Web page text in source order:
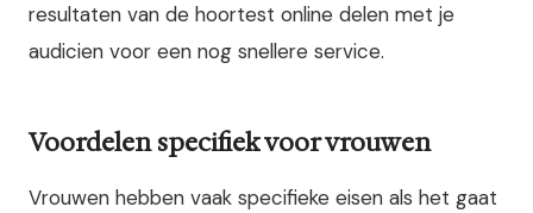
resultaten van de hoortest online delen met je
audicien voor een nog snellere service.
Voordelen specifiek voor vrouwen
Vrouwen hebben vaak specifieke eisen als het gaat